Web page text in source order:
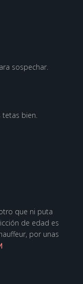
sospechar.
bien.
que ni puta
de edad es
por unas